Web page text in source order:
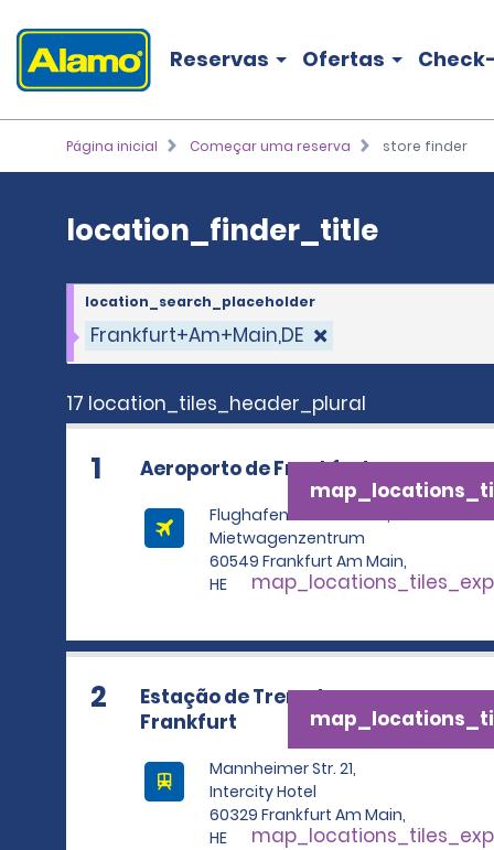
Reservas Ofertas
Página inicial Começar uma reserva store finder
location_finder_title
Frankfurt+Am+Main,DE
location_search_placeholder
17 location_tiles_header_plural
1 Aeroporto de Frankfurt
Flughafen Terminal 1-3,
Mietwagenzentrum
60549 Frankfurt Am Main,
HE
2
Estação de Trem de
Frankfurt
Mannheimer Str. 21,
Intercity Hotel
60329 Frankfurt Am Main,
HE